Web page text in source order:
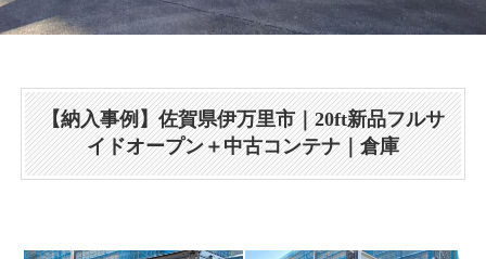
【納入事例】佐賀県伊万里市｜20ft新品フルサ
イドオープン＋中古コンテナ｜倉庫